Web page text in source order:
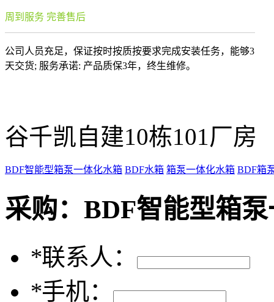
周到服务 完善售后
公司人员充足，保证按时按质按要求完成安装任务，能够3
天交货; 服务承诺: 产品质保3年，终生维修。
谷千凯自建10栋101厂房
BDF智能型箱泵一体化水箱 BDF水箱 箱泵一体化水箱 BDF箱
采购： BDF智能型箱
*联系人：
*手机：